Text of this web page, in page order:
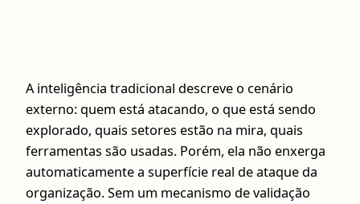
A inteligência tradicional descreve o cenário
externo: quem está atacando, o que está sendo
explorado, quais setores estão na mira, quais
ferramentas são usadas. Porém, ela não enxerga
automaticamente a superfície real de ataque da
organização. Sem um mecanismo de validação